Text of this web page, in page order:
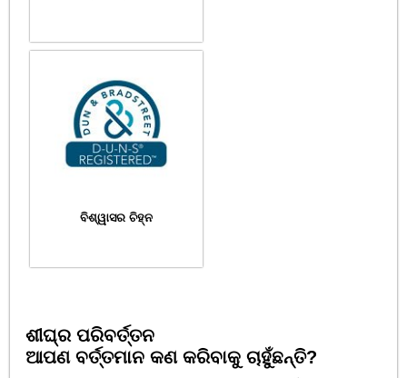
ବିଶ୍ୱାସର ଚିହ୍ନ
ଶୀଘ୍ର ପରିବର୍ତ୍ତନ
ଆପଣ ବର୍ତ୍ତମାନ କଣ କରିବାକୁ ଚାହୁଁଛନ୍ତି?